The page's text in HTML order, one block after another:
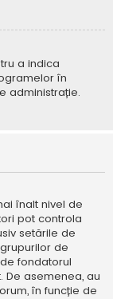
a indica
în
administrație.
înalt nivel de
pot controla
setările de
de
fondatorul
asemenea, au
în funcție de